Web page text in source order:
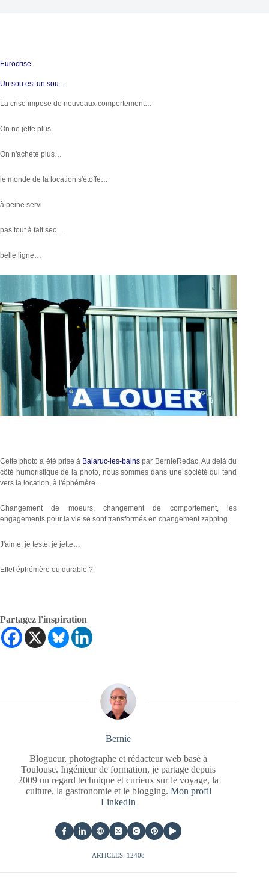
Eurocrise
Un sou est un sou…
La crise impose de nouveaux comportement…
On ne jette plus
On n'achète plus…
le monde de la location s'étoffe…
à peine servi
pas tout à fait sec…
belle ligne…
Cette photo a été prise à Balaruc-les-bains par BernieRedac. Au delà du
côté humoristique de la photo, nous sommes dans une société qui tend
vers la location, à l'éphémère.
Changement de moeurs, changement de comportement, les
engagements pour la vie se sont transformés en changement zapping.
J'aime, je teste, je jette…
Effet éphémère ou durable ?
Partagez l'inspiration
Bernie
Blogueur, photographe et rédacteur web basé à
Toulouse. Ingénieur de formation, je partage depuis
2009 un regard technique et curieux sur le voyage, la
culture, la gastronomie et le blogging. Mon profil
LinkedIn
ARTICLES: 12408